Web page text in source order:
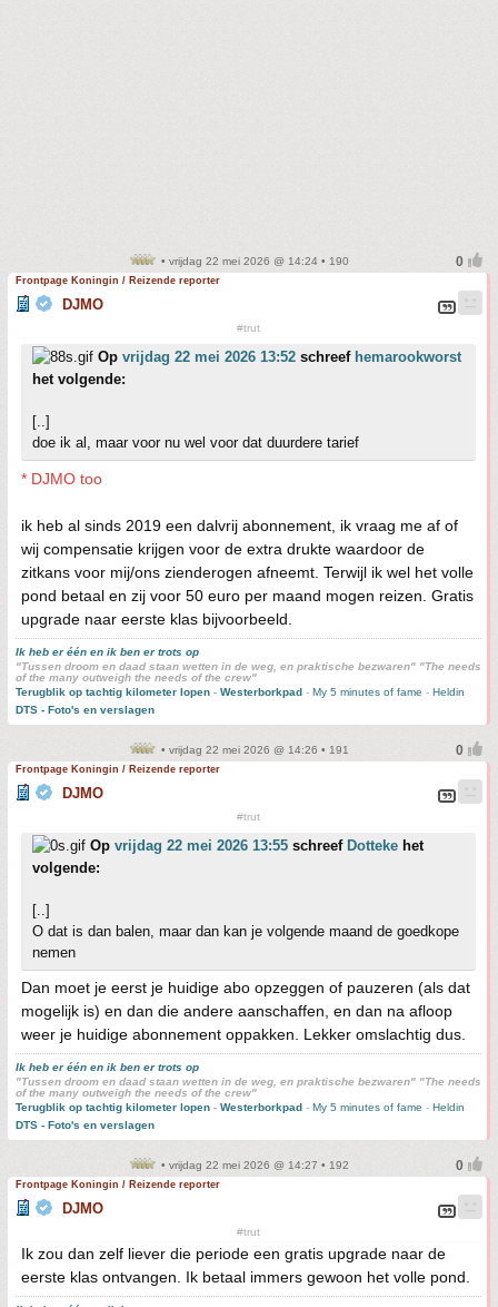
• vrijdag 22 mei 2026 @ 14:24 • 190
Frontpage Koningin / Reizende reporter
DJMO
#trut
Op vrijdag 22 mei 2026 13:52 schreef hemarookworst
het volgende:
[..]
doe ik al, maar voor nu wel voor dat duurdere tarief
* DJMO too
ik heb al sinds 2019 een dalvrij abonnement, ik vraag me af of
wij compensatie krijgen voor de extra drukte waardoor de
zitkans voor mij/ons zienderogen afneemt. Terwijl ik wel het volle
pond betaal en zij voor 50 euro per maand mogen reizen. Gratis
upgrade naar eerste klas bijvoorbeeld.
Ik heb er één en ik ben er trots op
"Tussen droom en daad staan wetten in de weg, en praktische bezwaren" "The needs
of the many outweigh the needs of the crew"
Terugblik op tachtig kilometer lopen - Westerborkpad - My 5 minutes of fame - Heldin
DTS - Foto's en verslagen
• vrijdag 22 mei 2026 @ 14:26 • 191
Frontpage Koningin / Reizende reporter
DJMO
#trut
Op vrijdag 22 mei 2026 13:55 schreef Dotteke het
volgende:
[..]
O dat is dan balen, maar dan kan je volgende maand de goedkope
nemen
Dan moet je eerst je huidige abo opzeggen of pauzeren (als dat
mogelijk is) en dan die andere aanschaffen, en dan na afloop
weer je huidige abonnement oppakken. Lekker omslachtig dus.
Ik heb er één en ik ben er trots op
"Tussen droom en daad staan wetten in de weg, en praktische bezwaren" "The needs
of the many outweigh the needs of the crew"
Terugblik op tachtig kilometer lopen - Westerborkpad - My 5 minutes of fame - Heldin
DTS - Foto's en verslagen
• vrijdag 22 mei 2026 @ 14:27 • 192
Frontpage Koningin / Reizende reporter
DJMO
#trut
Ik zou dan zelf liever die periode een gratis upgrade naar de
eerste klas ontvangen. Ik betaal immers gewoon het volle pond.